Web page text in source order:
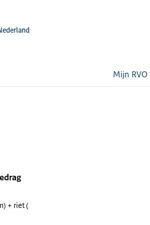
Mijn RVO
+ riet (